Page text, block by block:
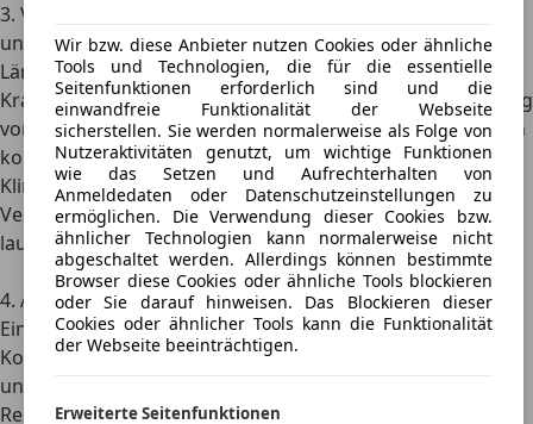
Wir bzw. diese Anbieter nutzen Cookies oder ähnliche
Tools und Technologien, die für die essentielle
Seitenfunktionen erforderlich sind und die
einwandfreie Funktionalität der Webseite
sicherstellen. Sie werden normalerweise als Folge von
Nutzeraktivitäten genutzt, um wichtige Funktionen
wie das Setzen und Aufrechterhalten von
Anmeldedaten oder Datenschutzeinstellungen zu
ermöglichen. Die Verwendung dieser Cookies bzw.
ähnlicher Technologien kann normalerweise nicht
abgeschaltet werden. Allerdings können bestimmte
Browser diese Cookies oder ähnliche Tools blockieren
oder Sie darauf hinweisen. Das Blockieren dieser
Cookies oder ähnlicher Tools kann die Funktionalität
der Webseite beeinträchtigen.
Erweiterte Seitenfunktionen
3. Vermeide langes Stehen bei laufendem Motor und
unnötige Verbraucher
Längeres Stehen mit laufendem Motor kostet unnötig
Kraftstoff. Deshalb gilt die Faustregel: Sobald das Fahrzeug
voraussichtlich mehr als 15 oder 20 Sekunden zum Stehen
kommt, empfiehlt es sich, den Motor auszuschalten. Auch
Klimaanlage, Standheizung oder andere elektrische
Verbraucher erhöhen den Verbrauch, wenn sie dauerhaft
laufen, obwohl du sie gerade nicht brauchst.
4. Achte auf Wartung, Reifendruck und unnötigen Ballast
Ein
gut gewartetes Fahrzeugfährt meist effizienter.
Kontrolliere regelmäßig den Reifendruck und räume
unnötiges Gewicht aus dem Auto – zu niedriger
Reifendruck und zusätzliche Lasten erhöhen den